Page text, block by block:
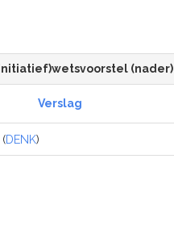
(nader)
Verslag
(DENK)